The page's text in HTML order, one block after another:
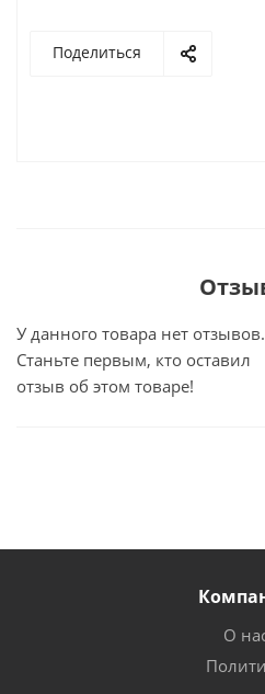
Поделиться
У данного товара нет отзывов.
Станьте первым, кто оставил
отзыв об этом товаре!
О